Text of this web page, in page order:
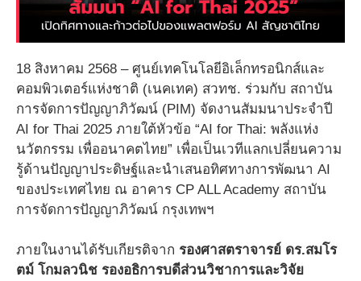
18 สิงหาคม 2568 – ศูนย์เทคโนโลยีอิเล็กทรอนิกส์และ
คอมพิวเตอร์แห่งชาติ (เนคเทค) สวทช. ร่วมกับ สถาบัน
การจัดการปัญญาภิวัฒน์ (PIM) จัดงานสัมมนาประจำปี
AI for Thai 2025 ภายใต้หัวข้อ “AI for Thai: พลังแห่ง
นวัตกรรม เพื่ออนาคตไทย” เพื่อเป็นเวทีแลกเปลี่ยนความ
รู้ด้านปัญญาประดิษฐ์และนำเสนอทิศทางการพัฒนา AI
ของประเทศไทย ณ อาคาร CP ALL Academy สถาบัน
การจัดการปัญญาภิวัฒน์ กรุงเทพฯ
ภายในงานได้รับเกียรติจาก รองศาสตราจารย์ ดร.สมโร
ตม์ โกมลวนิช รองอธิการบดีส่วนวิชาการและวิจัย